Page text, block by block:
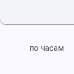
по часам